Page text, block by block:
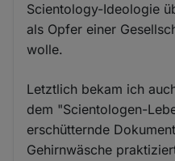
Scientology-Ideologie
als Opfer einer
wolle.
Letztlich bekam ich
dem "Scientologen-
erschütternde
Gehirnwäsche